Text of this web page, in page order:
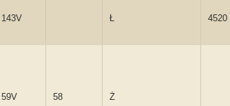
143V Ł 4520
59V 58 Ż